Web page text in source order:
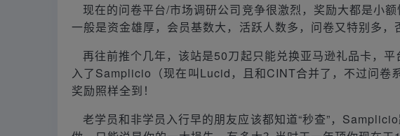
现在的问卷平台/市场调研公司竞争很激烈，奖励大都是小
一般是资金雄厚，会员基数大，活跃人数多，问卷又特别多，
再往前推个几年，该站是50刀起只能兑换亚马逊礼品卡，
入了Samplicio（现在叫Lucid，且和CINT合并了，不过问卷
奖励照样全到！
老学员和非学员入行早的朋友应该都知道“秒查”，